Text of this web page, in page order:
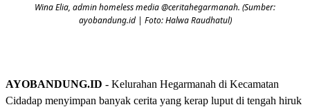
Wina Elia, admin homeless media @ceritahegarmanah. (Sumber:
ayobandung.id | Foto: Halwa Raudhatul)
AYOBANDUNG.ID - Kelurahan Hegarmanah di Kecamatan
Cidadap menyimpan banyak cerita yang kerap luput di tengah hiruk